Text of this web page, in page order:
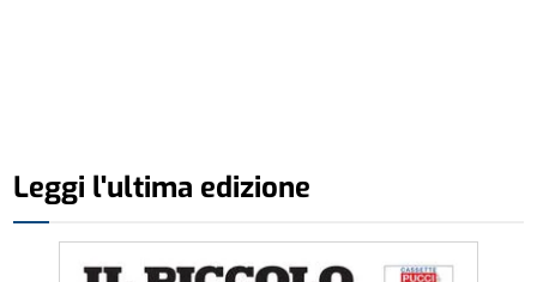
Leggi l'ultima edizione